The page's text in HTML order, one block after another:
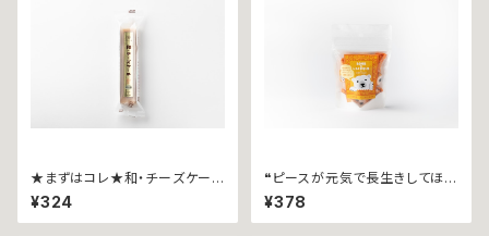
★まずはコレ★和・チーズケーキ
~ぷれーん~
¥324
❝ピースが元気で長生きしてほし
いことを願って作りました❞ し
ろくまピース × 別子飴(愛媛み
かん+ホワイトチョコ+ピーナッ
¥378